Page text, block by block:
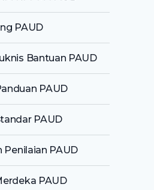
PAUD
Bantuan PAUD
PAUD
PAUD
Penilaian PAUD
PAUD